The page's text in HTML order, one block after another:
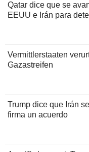
Qatar dice que se
EEUU e Irán para
Vermittlerstaaten
Gazastreifen
Trump dice que Irán
firma un acuerdo